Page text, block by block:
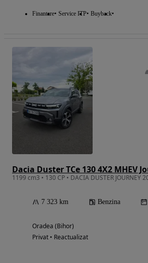
Finantare Service ITP Buyback
Dacia Duster TCe 130 4X2 MHEV
7 323 km Benzina
Oradea (Bihor)
Privat • Reactualizat